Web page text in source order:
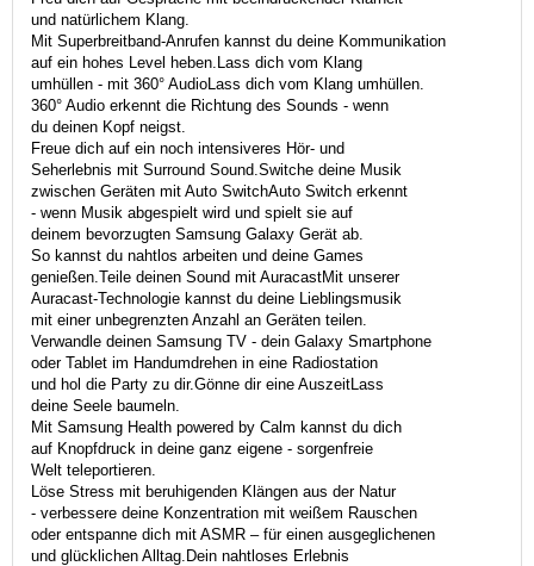
und natürlichem Klang.
Mit Superbreitband-Anrufen kannst du deine Kommunikation
auf ein hohes Level heben.Lass dich vom Klang
umhüllen - mit 360° AudioLass dich vom Klang umhüllen.
360° Audio erkennt die Richtung des Sounds - wenn
du deinen Kopf neigst.
Freue dich auf ein noch intensiveres Hör- und
Seherlebnis mit Surround Sound.Switche deine Musik
zwischen Geräten mit Auto SwitchAuto Switch erkennt
- wenn Musik abgespielt wird und spielt sie auf
deinem bevorzugten Samsung Galaxy Gerät ab.
So kannst du nahtlos arbeiten und deine Games
genießen.Teile deinen Sound mit AuracastMit unserer
Auracast-Technologie kannst du deine Lieblingsmusik
mit einer unbegrenzten Anzahl an Geräten teilen.
Verwandle deinen Samsung TV - dein Galaxy Smartphone
oder Tablet im Handumdrehen in eine Radiostation
und hol die Party zu dir.Gönne dir eine AuszeitLass
deine Seele baumeln.
Mit Samsung Health powered by Calm kannst du dich
auf Knopfdruck in deine ganz eigene - sorgenfreie
Welt teleportieren.
Löse Stress mit beruhigenden Klängen aus der Natur
- verbessere deine Konzentration mit weißem Rauschen
oder entspanne dich mit ASMR – für einen ausgeglichenen
und glücklichen Alltag.Dein nahtloses Erlebnis